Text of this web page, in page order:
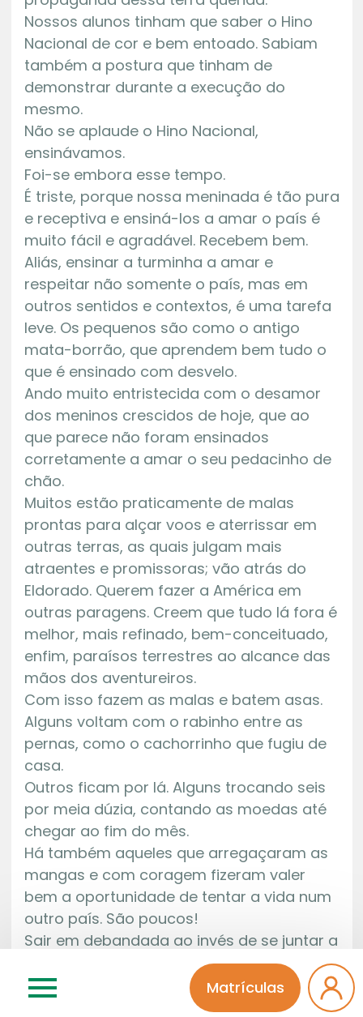
Matrículas
Nossos alunos tinham que saber o Hino
Nacional de cor e bem entoado. Sabiam
também a postura que tinham de
demonstrar durante a execução do
mesmo.
Não se aplaude o Hino Nacional,
ensinávamos.
Foi-se embora esse tempo.
É triste, porque nossa meninada é tão pura
e receptiva e ensiná-los a amar o país é
muito fácil e agradável. Recebem bem.
Aliás, ensinar a turminha a amar e
respeitar não somente o país, mas em
outros sentidos e contextos, é uma tarefa
leve. Os pequenos são como o antigo
mata-borrão, que aprendem bem tudo o
que é ensinado com desvelo.
Ando muito entristecida com o desamor
dos meninos crescidos de hoje, que ao
que parece não foram ensinados
corretamente a amar o seu pedacinho de
chão.
Muitos estão praticamente de malas
prontas para alçar voos e aterrissar em
outras terras, as quais julgam mais
atraentes e promissoras; vão atrás do
Eldorado. Querem fazer a América em
outras paragens. Creem que tudo lá fora é
melhor, mais refinado, bem-conceituado,
enfim, paraísos terrestres ao alcance das
mãos dos aventureiros.
Com isso fazem as malas e batem asas.
Alguns voltam com o rabinho entre as
pernas, como o cachorrinho que fugiu de
casa.
Outros ficam por lá. Alguns trocando seis
por meia dúzia, contando as moedas até
chegar ao fim do mês.
Há também aqueles que arregaçaram as
mangas e com coragem fizeram valer
bem a oportunidade de tentar a vida num
outro país. São poucos!
Sair em debandada ao invés de se juntar a
quem quer que nosso rincão prospere,
para mim é pura tristeza.
Pátria minha, sempre tão gentil, que eu